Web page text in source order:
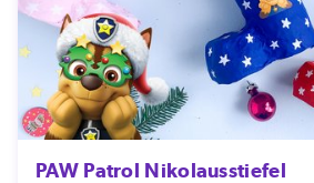
PAW Patrol Nikolausstiefel